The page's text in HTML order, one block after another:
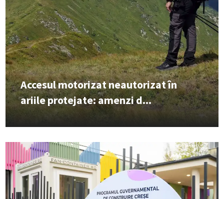
Accesul motorizat neautorizat în
ariile protejate: amenzi d...